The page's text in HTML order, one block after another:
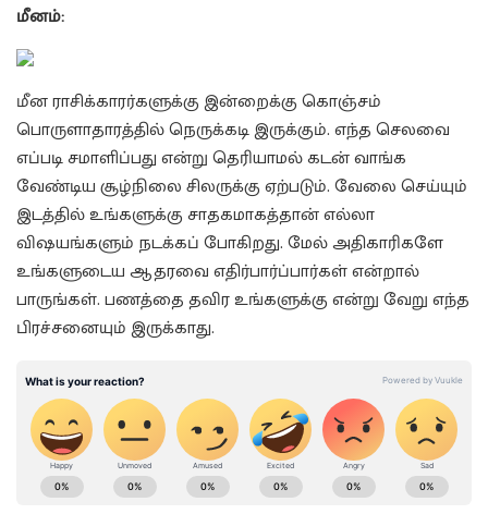
மீனம்:
மீன ராசிக்காரர்களுக்கு இன்றைக்கு கொஞ்சம்
பொருளாதாரத்தில் நெருக்கடி இருக்கும். எந்த செலவை
எப்படி சமாளிப்பது என்று தெரியாமல் கடன் வாங்க
வேண்டிய சூழ்நிலை சிலருக்கு ஏற்படும். வேலை செய்யும்
இடத்தில் உங்களுக்கு சாதகமாகத்தான் எல்லா
விஷயங்களும் நடக்கப் போகிறது. மேல் அதிகாரிகளே
உங்களுடைய ஆதரவை எதிர்பார்ப்பார்கள் என்றால்
பாருங்கள். பணத்தை தவிர உங்களுக்கு என்று வேறு எந்த
பிரச்சனையும் இருக்காது.